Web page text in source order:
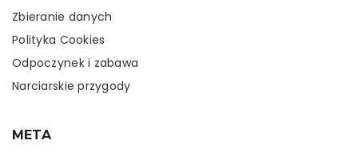
Zbieranie danych
Polityka Cookies
Odpoczynek i zabawa
Narciarskie przygody
META